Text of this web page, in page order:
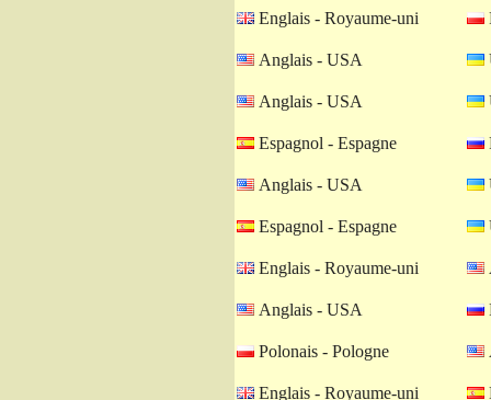
Englais - Royaume-uni
Anglais - USA
Anglais - USA
Espagnol - Espagne
Anglais - USA
Espagnol - Espagne
Englais - Royaume-uni
Anglais - USA
Polonais - Pologne
Englais - Royaume-uni